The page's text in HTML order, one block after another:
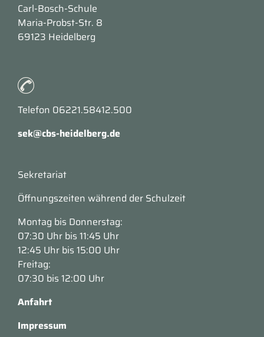
Carl-Bosch-Schule
Maria-Probst-Str. 8
69123 Heidelberg
Telefon 06221.58412.500
sek@cbs-heidelberg.de
Sekretariat
Öffnungszeiten während der Schulzeit
Montag bis Donnerstag:
07:30 Uhr bis 11:45 Uhr
12:45 Uhr bis 15:00 Uhr
Freitag:
07:30 bis 12:00 Uhr
Anfahrt
Impressum